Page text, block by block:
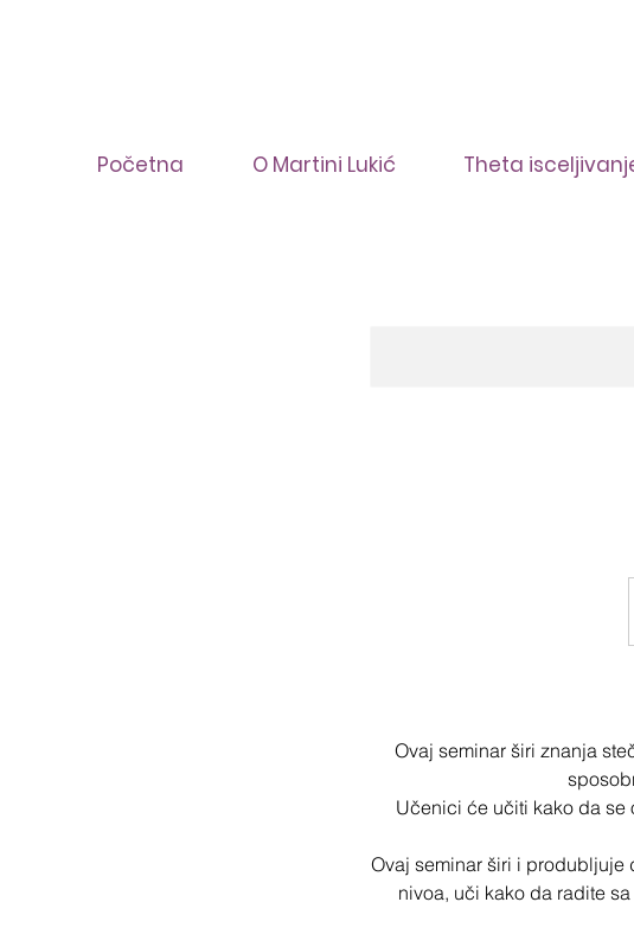
Početna O Martini Lukić Theta
Ovaj seminar širi znanja
Učenici će učiti kako da se
Ovaj seminar širi i produbljuje
nivoa, uči kako da radite